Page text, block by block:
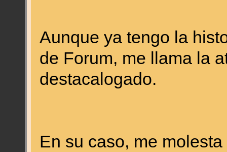
Aunque ya tengo la
de Forum, me llama la
destacalogado.
En su caso, me